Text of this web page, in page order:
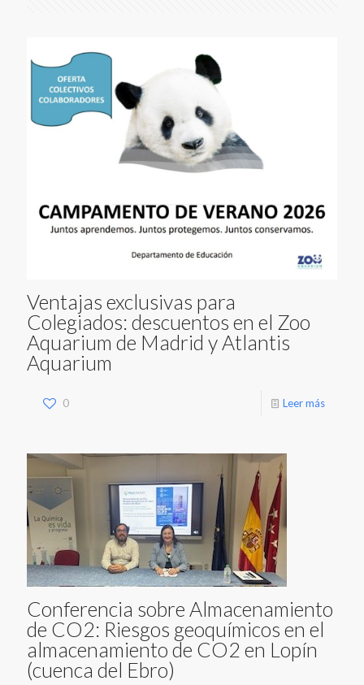
Ventajas exclusivas para
Colegiados: descuentos en el Zoo
Aquarium de Madrid y Atlantis
Aquarium
0 Leer más
Conferencia sobre Almacenamiento
de CO2: Riesgos geoquímicos en el
almacenamiento de CO2 en Lopín
(cuenca del Ebro)